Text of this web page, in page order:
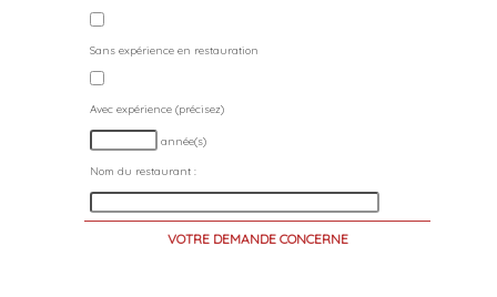
Sans expérience en restauration
Avec expérience (précisez)
année(s)
Nom du restaurant :
VOTRE DEMANDE CONCERNE